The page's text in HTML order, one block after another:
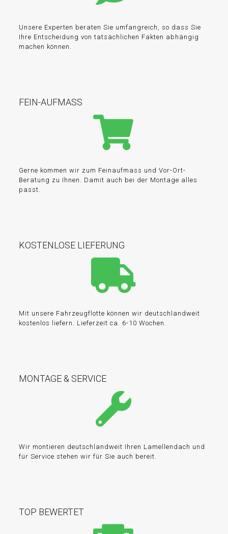
Unsere Experten beraten Sie umfangreich, so dass Sie
Ihre Entscheidung von tatsächlichen Fakten abhängig
machen können.
FEIN-AUFMASS
Gerne kommen wir zum Feinaufmass und Vor-Ort-
Beratung zu Ihnen. Damit auch bei der Montage alles
passt.
KOSTENLOSE LIEFERUNG
Mit unsere Fahrzeugflotte können wir deutschlandweit
kostenlos liefern. Lieferzeit ca. 6-10 Wochen.
MONTAGE & SERVICE
Wir montieren deutschlandweit Ihren Lamellendach und
für Service stehen wir für Sie auch bereit.
TOP BEWERTET